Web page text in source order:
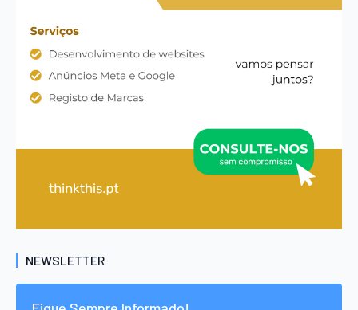
NEWSLETTER